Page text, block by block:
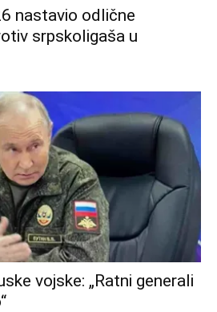
nastavio odlične
srpskoligaša u
vojske: „Ratni generali